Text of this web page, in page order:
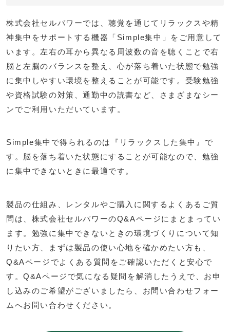
株式会社セルパワーでは、聴覚を通じてリラックスや精
神集中をサポートする機器「Simple集中」をご用意して
います。左右の耳から異なる周波数の音を聴くことで右
脳と左脳のバランスを整え、心が落ち着いた状態で勉強
に集中しやすい環境を整えることが可能です。受験勉強
や資格試験の対策、通勤中の読書など、さまざまなシー
ンでご利用いただいています。
Simple集中で得られるのは『リラックスした集中』で
す。脳を落ち着いた状態にすることが可能なので、勉強
に集中できないときに最適です。
製品の仕組み、レンタルやご購入に関するよくあるご質
問は、株式会社セルパワーのQ&Aページにまとまってい
ます。勉強に集中できないときの環境づくりについて知
りたい方、まずは製品の使い心地を確かめたい方も、
Q&Aページでよくある質問をご確認いただくと安心で
す。Q&Aページで気になる疑問を解消したうえで、お申
し込みのご希望がございましたら、お問い合わせフォー
ムへお問い合わせください。